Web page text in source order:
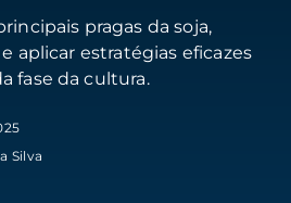
pragas da soja,
aplicar estratégias eficazes
fase da cultura.
Silva